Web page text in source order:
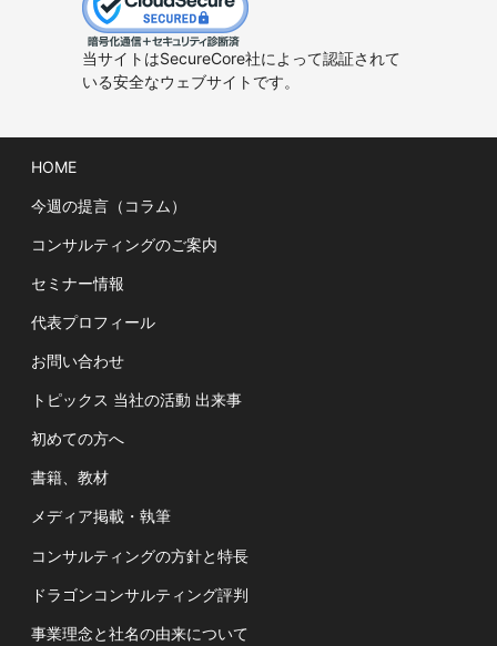
当サイトはSecureCore社によって認証されて
いる安全なウェブサイトです。
HOME
今週の提言（コラム）
コンサルティングのご案内
セミナー情報
代表プロフィール
お問い合わせ
トピックス 当社の活動 出来事
初めての方へ
書籍、教材
メディア掲載・執筆
コンサルティングの方針と特長
ドラゴンコンサルティング評判
事業理念と社名の由来について